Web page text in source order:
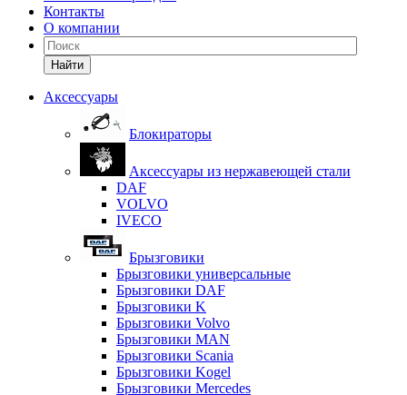
Контакты
О компании
Найти
Аксессуары
Блокираторы
Аксессуары из нержавеющей стали
DAF
VOLVO
IVECO
Брызговики
Брызговики универсальные
Брызговики DAF
Брызговики K
Брызговики Volvo
Брызговики MAN
Брызговики Scania
Брызговики Kogel
Брызговики Mercedes